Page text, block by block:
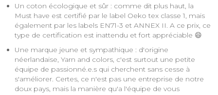
Un coton écologique et sûr : comme dit plus haut, la
Must have est certifié par le label Oeko tex classe 1, mais
également par les labels EN71-3 et ANNEX II. A ce prix, ce
type de certification est inattendu et fort appréciable 😄
Une marque jeune et sympathique : d'origine
néerlandaise, Yarn and colors, c'est surtout une petite
équipe de passionné.e.s qui cherchent sans cesse à
s'améliorer. Certes, ce n'est pas une entreprise de notre
doux pays, mais la manière qu'a l'équipe de vous